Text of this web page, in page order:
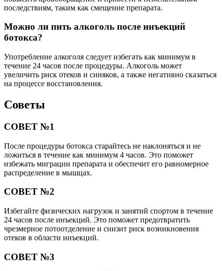
последствиям, таким как смещение препарата.
Можно ли пить алкоголь после инъекций
ботокса?
Употребление алкоголя следует избегать как минимум в
течение 24 часов после процедуры. Алкоголь может
увеличить риск отеков и синяков, а также негативно сказаться
на процессе восстановления.
Советы
СОВЕТ №1
После процедуры ботокса старайтесь не наклоняться и не
ложиться в течение как минимум 4 часов. Это поможет
избежать миграции препарата и обеспечит его равномерное
распределение в мышцах.
СОВЕТ №2
Избегайте физических нагрузок и занятий спортом в течение
24 часов после инъекций. Это поможет предотвратить
чрезмерное потоотделение и снизит риск возникновения
отеков в области инъекций.
СОВЕТ №3